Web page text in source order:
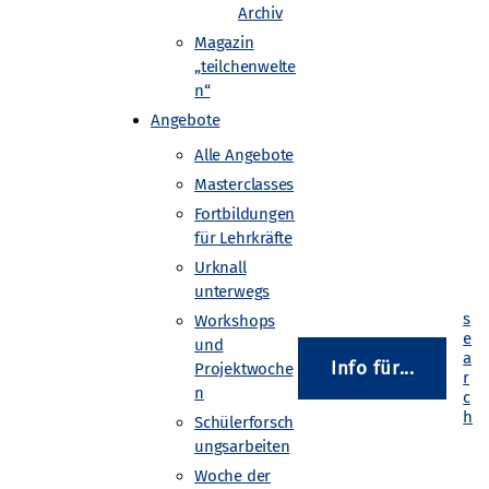
Archiv
Magazin
„teilchenwelte
n“
Angebote
Alle Angebote
Masterclasses
Fortbildungen
für Lehrkräfte
Urknall
unterwegs
Workshops
und
Projektwoche
n
Schülerforsch
ungsarbeiten
Woche der
Info für...
sowie die Forschungsmethoden
oder einen „Jugend